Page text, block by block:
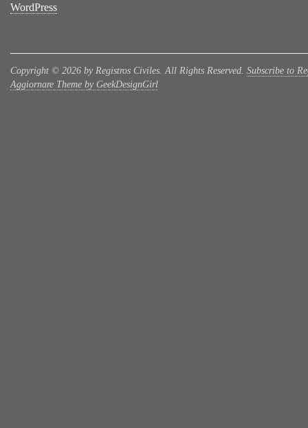
WordPress
Copyright © 2026 by Registros Civiles. All Rights Reserved. Subscribe to
Aggiornare Theme by GeekDesignGirl